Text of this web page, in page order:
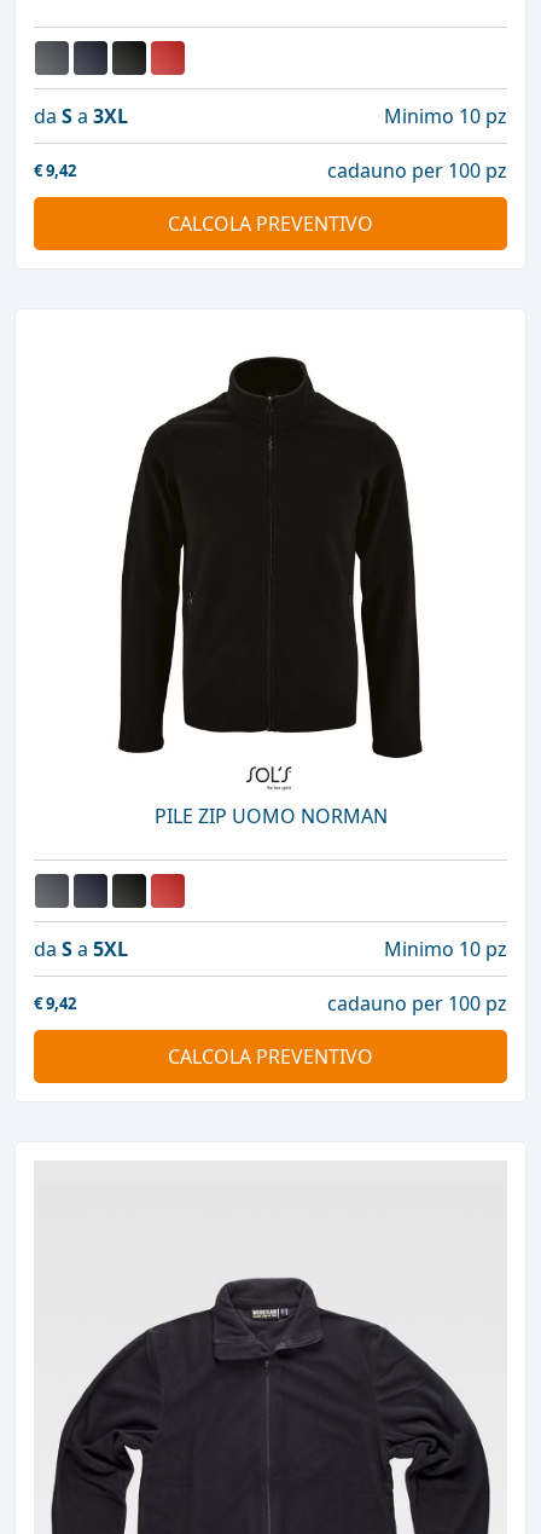
da Sa 3XL Minimo 10 pz
€9,42
cadauno per 100 pz
CALCOLA PREVENTIVO
PILE ZIP UOMO NORMAN
da Sa 5XL Minimo 10 pz
€9,42
cadauno per 100 pz
CALCOLA PREVENTIVO